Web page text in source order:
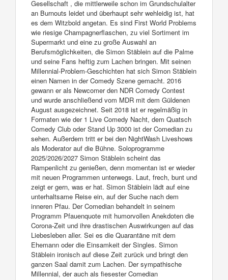
Gesellschaft , die mittlerweile schon im Grundschulalter
an Burnouts leidet und überhaupt sehr wehleidig ist, hat
es dem Witzbold angetan. Es sind First World Problems
wie riesige Champagnerflaschen, zu viel Sortiment im
Supermarkt und eine zu große Auswahl an
Berufsmöglichkeiten, die Simon Stäblein auf die Palme
und seine Fans heftig zum Lachen bringen. Mit seinen
Millennial-Problem-Geschichten hat sich Simon Stäblein
einen Namen in der Comedy Szene gemacht. 2016
gewann er als Newcomer den NDR Comedy Contest
und wurde anschließend vom MDR mit dem Güldenen
August ausgezeichnet. Seit 2018 ist er regelmäßig in
Formaten wie der 1 Live Comedy Nacht, dem Quatsch
Comedy Club oder Stand Up 3000 ist der Comedian zu
sehen. Außerdem tritt er bei den NightWash Liveshows
als Moderator auf die Bühne. Soloprogramme
2025/2026/2027 Simon Stäblein scheint das
Rampenlicht zu genießen, denn momentan ist er wieder
mit neuen Programmen unterwegs. Laut, frech, bunt und
zeigt er gern, was er hat. Simon Stäblein lädt auf eine
unterhaltsame Reise ein, auf der Suche nach dem
inneren Pfau. Der Comedian behandelt in seinem
Programm Pfauenquote mit humorvollen Anekdoten die
Corona-Zeit und ihre drastischen Auswirkungen auf das
Liebesleben aller. Sei es die Quarantäne mit dem
Ehemann oder die Einsamkeit der Singles. Simon
Stäblein ironisch auf diese Zeit zurück und bringt den
ganzen Saal damit zum Lachen. Der sympathische
Millennial, der auch als fiesester Comedian